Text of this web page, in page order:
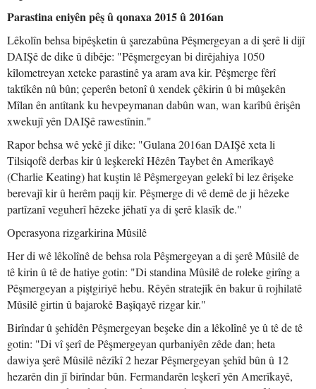
Parastina eniyên pêş û qonaxa 2015 û 2016an
Lêkolîn behsa bipêşketin û şarezabûna Pêşmergeyan a di şerê li dijî
DAIŞê de dike û dibêje: "Pêşmergeyan bi dirêjahiya 1050
kîlometreyan xeteke parastinê ya aram ava kir. Pêşmerge fêrî
taktîkên nû bûn; çeperên betonî û xendek çêkirin û bi mûşekên
Mîlan ên antîtank ku hevpeymanan dabûn wan, wan karîbû êrişên
xwekujî yên DAIŞê rawestînin."
Rapor behsa wê yekê jî dike: "Gulana 2016an DAIŞê xeta li
Tilsiqofê derbas kir û leşkerekî Hêzên Taybet ên Amerîkayê
(Charlie Keating) hat kuştin lê Pêşmergeyan gelekî bi lez êrişeke
berevajî kir û herêm paqij kir. Pêşmerge di vê demê de ji hêzeke
partîzanî veguherî hêzeke jêhatî ya di şerê klasîk de."
Operasyona rizgarkirina Mûsilê
Her di wê lêkolînê de behsa rola Pêşmergeyan a di şerê Mûsilê de
tê kirin û tê de hatiye gotin: "Di standina Mûsilê de roleke girîng a
Pêşmergeyan a piştgiriyê hebu. Rêyên stratejîk ên bakur û rojhilatê
Mûsilê girtin û bajarokê Başîqayê rizgar kir."
Birîndar û şehîdên Pêşmergeyan beşeke din a lêkolînê ye û tê de tê
gotin: "Di vî şerî de Pêşmergeyan qurbaniyên zêde dan; heta
dawiya şerê Mûsilê nêzîkî 2 hezar Pêşmergeyan şehîd bûn û 12
hezarên din jî birîndar bûn. Fermandarên leşkerî yên Amerîkayê,